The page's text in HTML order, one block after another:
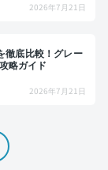
2026年7月21日
徹底比較！グレー
略ガイド
2026年7月21日